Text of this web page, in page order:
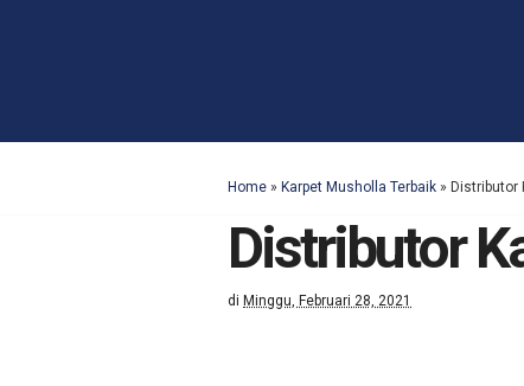
Home » Karpet Musholla Terbaik » Distributor
Distributor
di Minggu, Februari 28, 2021